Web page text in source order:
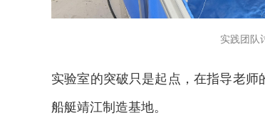
实践团队
实验室的突破只是起点，在指导老
船艇靖江制造基地。